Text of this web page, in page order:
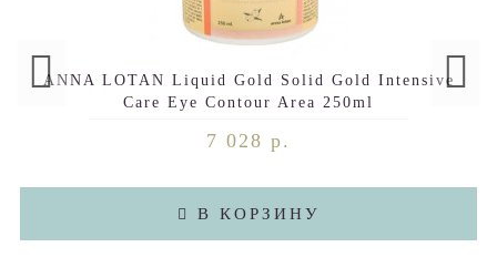
ANNA LOTAN Liquid Gold Solid Gold Intensive
Care Eye Contour Area 250ml
7 028 р.
В КОРЗИНУ